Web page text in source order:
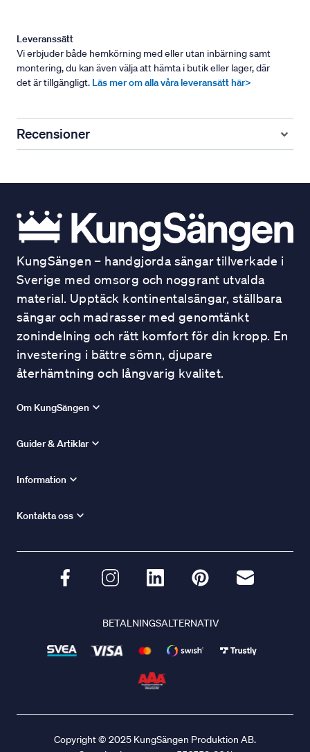
Leveranssätt
Vi erbjuder både hemkörning med eller utan inbärning samt
montering, du kan även välja att hämta i butik eller lager, där
det är tillgängligt. Läs mer om alla våra leveransätt här>
Recensioner
KungSängen – handgjorda sängar tillverkade i
Sverige med omsorg och noggrant utvalda
material. Upptäck kontinentalsängar, ställbara
sängar och madrasser med genomtänkt
zonindelning och rätt komfort för din kropp. En
investering i bättre sömn, djupare
återhämtning och långvarig kvalitet.
Om KungSängen
Guider & Artiklar
Information
Kontakta oss
BETALNINGSALTERNATIV
Copyright © 2025 KungSängen Produktion AB.